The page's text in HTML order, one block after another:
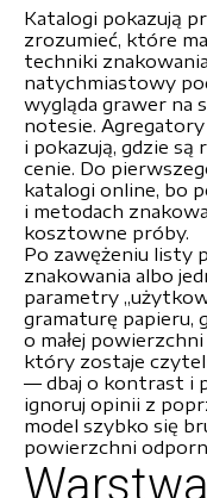
Katalogi pokazują
zrozumieć, które
techniki
natychmiastowy
wygląda grawer na
notesie.
i pokazują, gdzie są
cenie. Do
katalogi online, bo
i metodach
kosztowne próby.
Po zawężeniu listy
znakowania albo
parametry
gramaturę papieru,
o małej
który zostaje
— dbaj o kontrast i
ignoruj opinii z
model szybko się
powierzchni